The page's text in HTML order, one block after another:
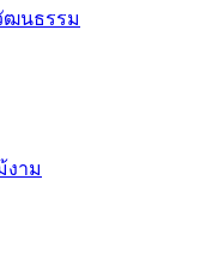
ฒนธรรม
งาม